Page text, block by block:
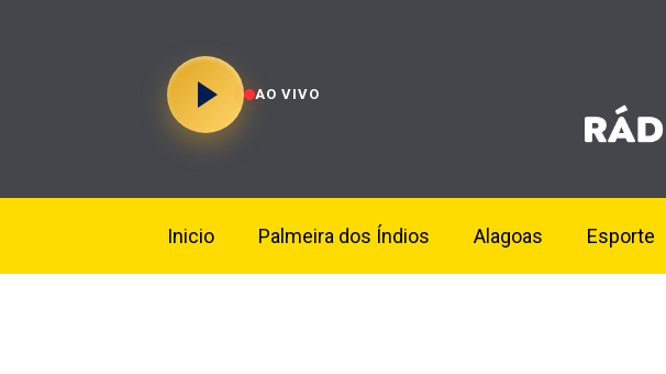
AO VIVO
Inicio Palmeira dos Índios Alagoas Esporte